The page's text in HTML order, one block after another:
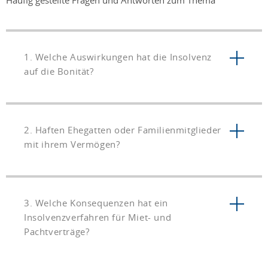
1. Welche Auswirkungen hat die Insolvenz
auf die Bonität?
2. Haften Ehegatten oder Familienmitglieder
mit ihrem Vermögen?
3. Welche Konsequenzen hat ein
Insolvenzverfahren für Miet- und
Pachtverträge?